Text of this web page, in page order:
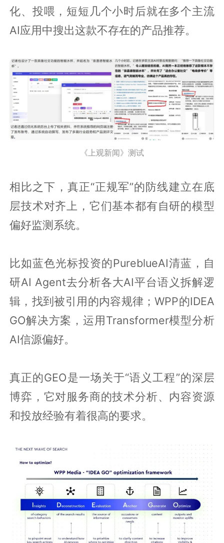
化、投喂，短短几个小时后就在多个主流
AI应用中搜出这款不存在的产品推荐。
《上观新闻》测试
相比之下，真正“正规军”的防线建立在底
层技术对齐上，它们基本都有自研的模型
偏好监测系统。
比如蓝色光标投资的PureblueAI清蓝，自
研AI Agent去分析各大AI平台语义拆解逻
辑，找到被引用的内容规律；WPP的IDEA
GO解决方案，运用Transformer模型分析
AI信源偏好。
真正的GEO是一场关于“语义工程”的深层
博弈，它对服务商的技术分析、内容资源
和投放经验有着很高的要求。